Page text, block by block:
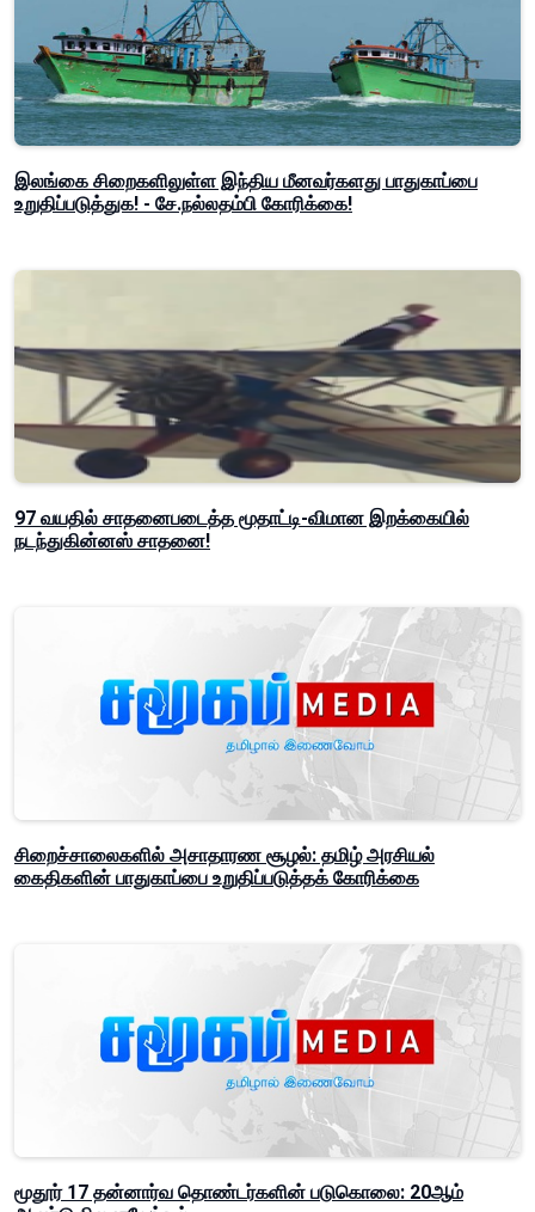
இலங்கை சிறைகளிலுள்ள இந்திய மீனவர்களது பாதுகாப்பை
உறுதிப்படுத்துக! - சே.நல்லதம்பி கோரிக்கை!
97 வயதில் சாதனைபடைத்த மூதாட்டி-விமான இறக்கையில்
நடந்துகின்னஸ் சாதனை!
சிறைச்சாலைகளில் அசாதாரண சூழல்: தமிழ் அரசியல்
கைதிகளின் பாதுகாப்பை உறுதிப்படுத்தக் கோரிக்கை
மூதூர் 17 தன்னார்வ தொண்டர்களின் படுகொலை: 20ஆம்